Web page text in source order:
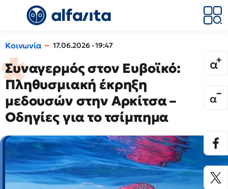
Κοινωνία 17.06.2026 - 19:47
Συναγερμός στον Ευβοϊκό:
Πληθυσμιακή έκρηξη
μεδουσών στην Αρκίτσα –
Οδηγίες για το τσίμπημα